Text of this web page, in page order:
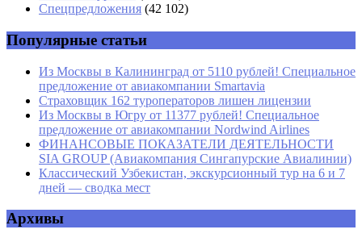
Спецпредложения (42 102)
Популярные статьи
Из Москвы в Калининград от 5110 рублей! Специальное
предложение от авиакомпании Smartavia
Страховщик 162 туроператоров лишен лицензии
Из Москвы в Югру от 11377 рублей! Специальное
предложение от авиакомпании Nordwind Airlines
ФИНАНСОВЫЕ ПОКАЗАТЕЛИ ДЕЯТЕЛЬНОСТИ
SIA GROUP (Авиакомпания Сингапурские Авиалинии)
Классический Узбекистан, экскурсионный тур на 6 и 7
дней — сводка мест
Архивы